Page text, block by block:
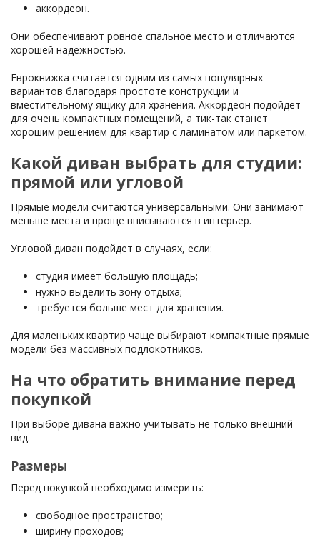
аккордеон.
Они обеспечивают ровное спальное место и отличаются
хорошей надежностью.
Еврокнижка считается одним из самых популярных
вариантов благодаря простоте конструкции и
вместительному ящику для хранения. Аккордеон подойдет
для очень компактных помещений, а тик-так станет
хорошим решением для квартир с ламинатом или паркетом.
Какой диван выбрать для студии:
прямой или угловой
Прямые модели считаются универсальными. Они занимают
меньше места и проще вписываются в интерьер.
Угловой диван подойдет в случаях, если:
студия имеет большую площадь;
нужно выделить зону отдыха;
требуется больше мест для хранения.
Для маленьких квартир чаще выбирают компактные прямые
модели без массивных подлокотников.
На что обратить внимание перед
покупкой
При выборе дивана важно учитывать не только внешний
вид.
Размеры
Перед покупкой необходимо измерить:
свободное пространство;
ширину проходов;